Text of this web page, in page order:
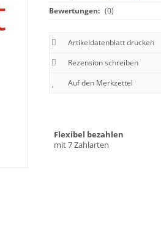
Bewertungen: (0)
Artikeldatenblatt drucken
Rezension schreiben
Flexibel bezahlen
mit 7 Zahlarten